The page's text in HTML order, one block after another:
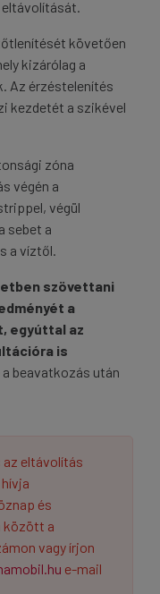
eltávolítását.
követően
kizárólag a
Az érzéstelenítés
kezdetét a szikével
zóna
végén a
végül
sebet a
a víztől.
szövettani
a
egyúttal az
is
beavatkozás után
eltávolítás
és
között a
vagy írjon
e-mail